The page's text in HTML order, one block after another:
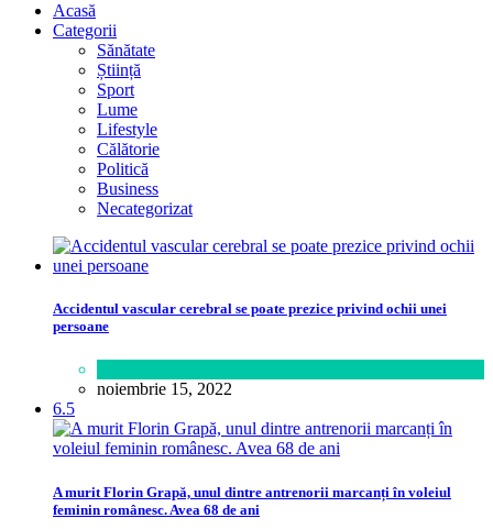
Acasă
Categorii
Sănătate
Știință
Sport
Lume
Lifestyle
Călătorie
Politică
Business
Necategorizat
Accidentul vascular cerebral se poate prezice privind ochii unei
persoane
noiembrie 15, 2022
6.5
A murit Florin Grapă, unul dintre antrenorii marcanți în voleiul
feminin românesc. Avea 68 de ani